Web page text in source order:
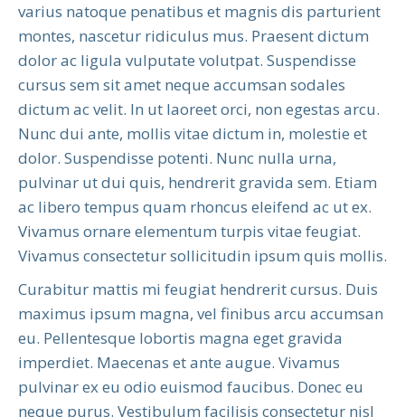
varius natoque penatibus et magnis dis parturient
montes, nascetur ridiculus mus. Praesent dictum
dolor ac ligula vulputate volutpat. Suspendisse
cursus sem sit amet neque accumsan sodales
dictum ac velit. In ut laoreet orci, non egestas arcu.
Nunc dui ante, mollis vitae dictum in, molestie et
dolor. Suspendisse potenti. Nunc nulla urna,
pulvinar ut dui quis, hendrerit gravida sem. Etiam
ac libero tempus quam rhoncus eleifend ac ut ex.
Vivamus ornare elementum turpis vitae feugiat.
Vivamus consectetur sollicitudin ipsum quis mollis.
Curabitur mattis mi feugiat hendrerit cursus. Duis
maximus ipsum magna, vel finibus arcu accumsan
eu. Pellentesque lobortis magna eget gravida
imperdiet. Maecenas et ante augue. Vivamus
pulvinar ex eu odio euismod faucibus. Donec eu
neque purus. Vestibulum facilisis consectetur nisl